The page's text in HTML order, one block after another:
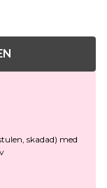
skadad) med